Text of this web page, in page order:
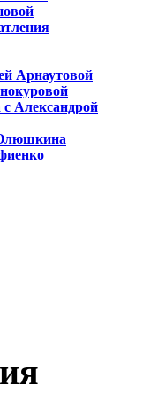
Арнаутовой
с Александрой